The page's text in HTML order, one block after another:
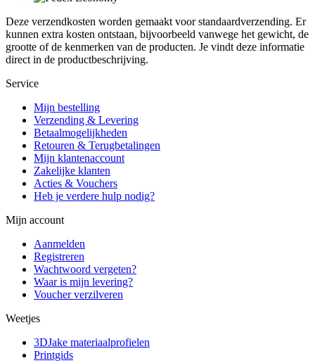
Deze verzendkosten worden gemaakt voor standaardverzending. Er
kunnen extra kosten ontstaan, bijvoorbeeld vanwege het gewicht, de
grootte of de kenmerken van de producten. Je vindt deze informatie
direct in de productbeschrijving.
Service
Mijn bestelling
Verzending & Levering
Betaalmogelijkheden
Retouren & Terugbetalingen
Mijn klantenaccount
Zakelijke klanten
Acties & Vouchers
Heb je verdere hulp nodig?
Mijn account
Aanmelden
Registreren
Wachtwoord vergeten?
Waar is mijn levering?
Voucher verzilveren
Weetjes
3DJake materiaalprofielen
Printgids